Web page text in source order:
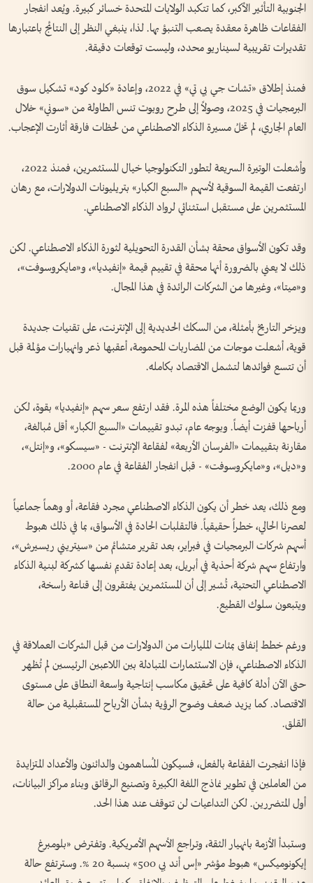
الجنوبية التأثير الأكبر، كما تتكبد الولايات المتحدة خسائر كبيرة. ويُعد انفجار
الفقاعات ظاهرة معقدة يصعب التنبؤ بها. لذا، ينبغي النظر إلى النتائج باعتبارها
تقديرات تقريبية لسيناريو محدد، وليست توقعات دقيقة.
فمنذ إطلاق «تشات جي بي تي» في 2022، وإعادة «كلود كود» تشكيل سوق
البرمجيات في 2025، وصولاً إلى طرح روبوت تنس الطاولة من «سوني» خلال
العام الجاري، لم تخلُ مسيرة الذكاء الاصطناعي من لحظات فارقة أثارت الإعجاب.
وأشعلت الوتيرة السريعة لتطور التكنولوجيا خيال المستثمرين، فمنذ 2022،
ارتفعت القيمة السوقية لأسهم «السبع الكبار» بتريليونات الدولارات، مع رهان
المستثمرين على مستقبل استثنائي لرواد الذكاء الاصطناعي.
وقد تكون الأسواق محقة بشأن القدرة التحويلية لثورة الذكاء الاصطناعي. لكن
ذلك لا يعني بالضرورة أنها محقة في تقييم قيمة «إنفيديا»، و«مايكروسوفت»،
و«ميتا»، وغيرها من الشركات الرائدة في هذا المجال.
ويزخر التاريخ بأمثلة، من السكك الحديدية إلى الإنترنت، على تقنيات جديدة
قوية، أشعلت موجات من المضاربات المحمومة، أعقبها ذعر وانهيارات مؤلمة قبل
أن تتسع فوائدها لتشمل الاقتصاد بكامله.
وربما يكون الوضع مختلفاً هذه المرة. فقد ارتفع سعر سهم «إنفيديا» بقوة، لكن
أرباحها قفزت أيضاً. وبوجه عام، تبدو تقييمات «السبع الكبار» أقل مُبالغة،
مقارنة بتقييمات «الفرسان الأربعة» لفقاعة الإنترنت - «سيسكو»، و«إنتل»،
و«ديل»، و«مايكروسوفت» - قبل انفجار الفقاعة في عام 2000.
ومع ذلك، يعد خطر أن يكون الذكاء الاصطناعي مجرد فقاعة، أو وهماً جماعياً
لعصرنا الحالي، خطراً حقيقياً. فالتقلبات الحادة في الأسواق، بما في ذلك هبوط
أسهم شركات البرمجيات في فبراير، بعد تقرير متشائم من «سيتريني ريسيرش»،
وارتفاع سهم شركة أحذية في أبريل، بعد إعادة تقديم نفسها كشركة لبنية الذكاء
الاصطناعي التحتية، تُشير إلى أن المستثمرين يفتقرون إلى قناعة راسخة،
ويتبعون سلوك القطيع.
ورغم خطط إنفاق بمئات المليارات من الدولارات من قبل الشركات العملاقة في
الذكاء الاصطناعي، فإن الاستثمارات المتبادلة بين اللاعبين الرئيسين لم تُظهر
حتى الآن أدلة كافية على تحقيق مكاسب إنتاجية واسعة النطاق على مستوى
الاقتصاد. كما يزيد ضعف وضوح الرؤية بشأن الأرباح المستقبلية من حالة
القلق.
فإذا انفجرت الفقاعة بالفعل، فسيكون المُساهمون والدائنون والأعداد المتزايدة
من العاملين في تطوير نماذج اللغة الكبيرة وتصنيع الرقائق وبناء مراكز البيانات،
أول المتضررين. لكن التداعيات لن تتوقف عند هذا الحد.
وستبدأ الأزمة بانهيار الثقة، وتراجع الأسهم الأمريكية. وتفترض «بلومبرغ
إيكونوميكس» هبوط مؤشر «إس أند بي 500» بنسبة 20 %. وسترتفع حالة